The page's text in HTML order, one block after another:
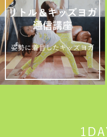
リトル＆キッズヨガ
通信講座
姿勢に着目したキッズヨガ